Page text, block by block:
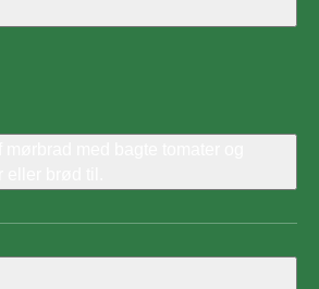
med bagte tomater og